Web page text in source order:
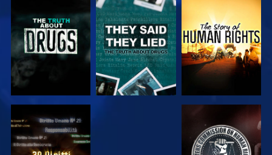
GUARDA GUARDA
GUARDA GUARDA